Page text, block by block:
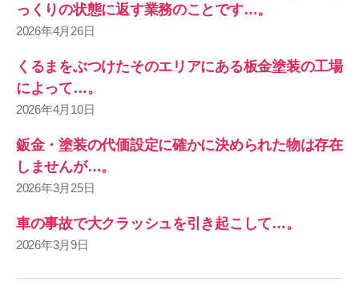
っくりの状態に返す業務のことです…。
2026年4月26日
くるまをぶつけたそのエリアにある板金塗装の工場
によって…。
2026年4月10日
鈑金・塗装の代価設定に確かに決められた物は存在
しませんが…。
2026年3月25日
車の事故で大クラッシュを引き起こして…。
2026年3月9日